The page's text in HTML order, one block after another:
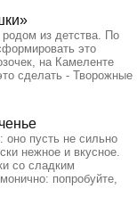
из детства. По
это
на Камеленте
сделать - Творожные
пусть не сильно
нежное и вкусное.
со сладким
попробуйте,